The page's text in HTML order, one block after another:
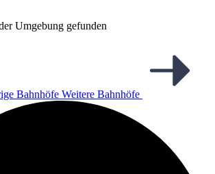
Umgebung gefunden
Bahnhöfe Weitere Bahnhöfe